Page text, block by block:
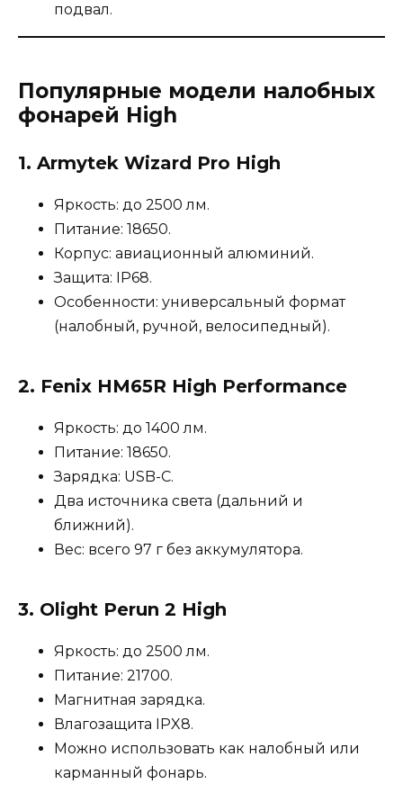
подвал.
Популярные модели налобных
фонарей High
1. Armytek Wizard Pro High
Яркость: до 2500 лм.
Питание: 18650.
Корпус: авиационный алюминий.
Защита: IP68.
Особенности: универсальный формат
(налобный, ручной, велосипедный).
2. Fenix HM65R High Performance
Яркость: до 1400 лм.
Питание: 18650.
Зарядка: USB-C.
Два источника света (дальний и
ближний).
Вес: всего 97 г без аккумулятора.
3. Olight Perun 2 High
Яркость: до 2500 лм.
Питание: 21700.
Магнитная зарядка.
Влагозащита IPX8.
Можно использовать как налобный или
карманный фонарь.